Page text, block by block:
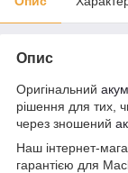
Опис
Оригінальний
рішення для тих,
через зношений
Наш інтернет-
гарантією для